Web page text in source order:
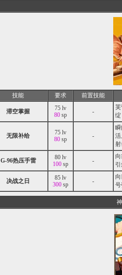
技能 要求 前置技能
滞空掌握
75 lv
80 sp -
无限补给
75 lv
80 sp -
G-96热压手雷
80 lv
100 sp -
决战之日
85 lv
300 sp -